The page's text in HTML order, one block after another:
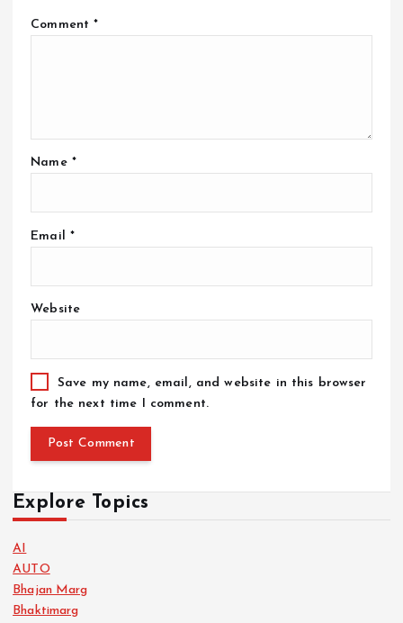
Comment*
Name *
Email *
Website
Save my name, email, and website in this browser
for the next time I comment.
Explore Topics
AI
AUTO
Bhajan Marg
Bhaktimarg